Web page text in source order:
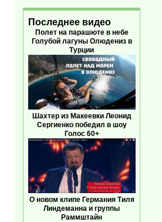
Последнее видео
Полет на парашюте в небе
Голубой лагуны Олюдениз в
Турции
Шахтер из Макеевки Леонид
Сергиенко победил в шоу
Голос 60+
О новом клипе Германия Тиля
Линдеманна и группы
Раммштайн